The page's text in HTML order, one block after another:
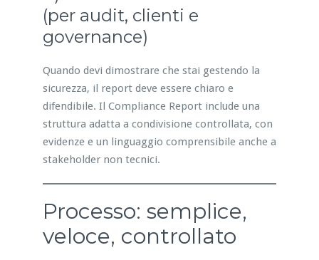
(per audit, clienti e
governance)
Quando devi dimostrare che stai gestendo la
sicurezza, il report deve essere chiaro e
difendibile. Il Compliance Report include una
struttura adatta a condivisione controllata, con
evidenze e un linguaggio comprensibile anche a
stakeholder non tecnici.
Processo: semplice,
veloce, controllato